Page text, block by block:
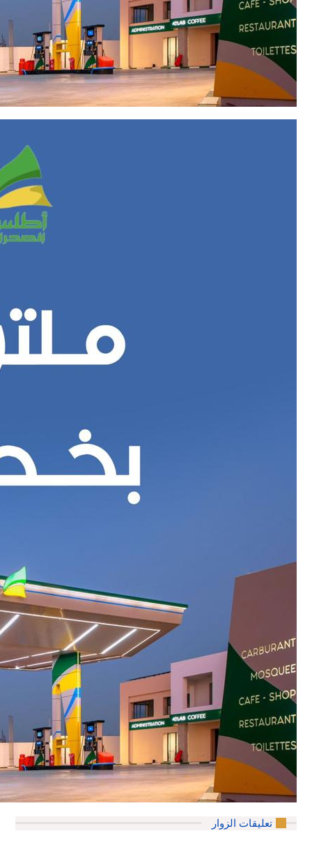
تعليقات الزوار